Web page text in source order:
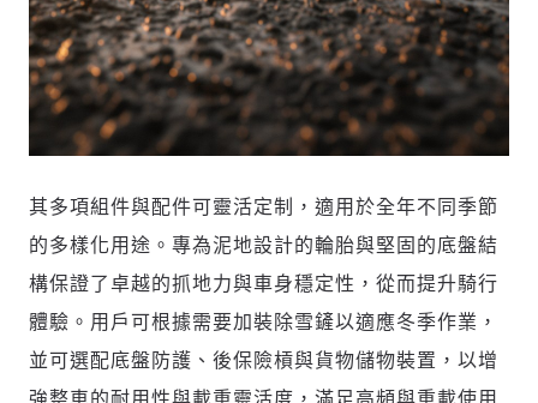
登入或註冊
輸入 Email 驗證碼
請輸入發送到的驗證碼
(十分鐘內有效)
其多項組件與配件可靈活定制，適用於全年不同季節
的多樣化用途。專為泥地設計的輪胎與堅固的底盤結
構保證了卓越的抓地力與車身穩定性，從而提升騎行
體驗。用戶可根據需要加裝除雪鏟以適應冬季作業，
並可選配底盤防護、後保險槓與貨物儲物裝置，以增